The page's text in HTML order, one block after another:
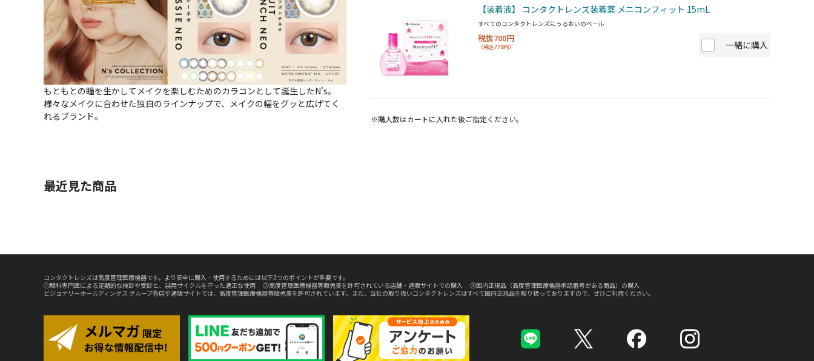
もともとの瞳を生かしてメイクを楽しむためのカラコンとして誕生したN's。
様々なメイクに合わせた独自のラインナップで、メイクの幅をグッと広げてく
れるブランド。
【装着液】 コンタクトレンズ装着薬 メニコンフィット 15mL
すべてのコンタクトレンズにうるおいのベール
税抜700円
（税込770円） 一緒に購入
※購入数はカートに入れた後ご指定ください。
最近見た商品
コンタクトレンズは高度管理医療機器です。より安全に購入・使用するためには以下3つのポイントが重要です。
①眼科専門医による定期的な検診や受診と、装用サイクルを守った適正な使用 ②高度管理医療機器等販売業を許可されている店舗・通販サイトでの購入 ③国内正規品（高度管理医療機器承認番号がある商品）の購入
ビジョナリーホールディングス グループ各店や通販サイトでは、高度管理医療機器等販売業を許可されています。また、当社の取り扱いコンタクトレンズはすべて国内正規品を取り扱っておりますので、ぜひご利用ください。